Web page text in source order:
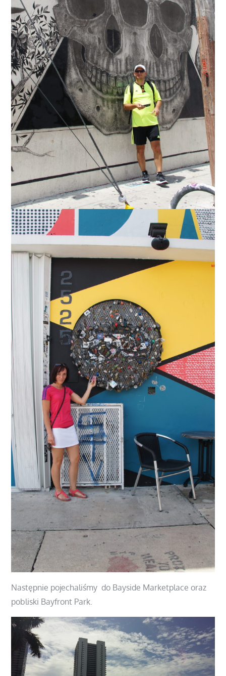
Następnie pojechaliśmy do Bayside Marketplace oraz
pobliski Bayfront Park.